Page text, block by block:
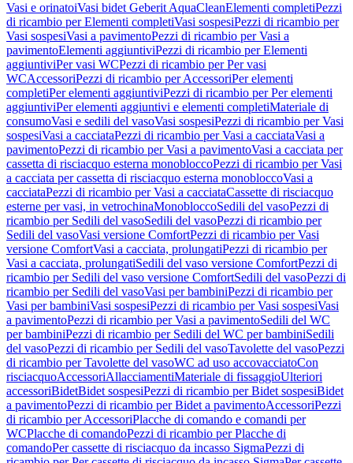
Vasi e orinatoiVasi bidet Geberit AquaCleanElementi completiPezzi
di ricambio per Elementi completiVasi sospesiPezzi di ricambio per
Vasi sospesiVasi a pavimentoPezzi di ricambio per Vasi a
pavimentoElementi aggiuntiviPezzi di ricambio per Elementi
aggiuntiviPer vasi WCPezzi di ricambio per Per vasi
WCAccessoriPezzi di ricambio per AccessoriPer elementi
completiPer elementi aggiuntiviPezzi di ricambio per Per elementi
aggiuntiviPer elementi aggiuntivi e elementi completiMateriale di
consumoVasi e sedili del vasoVasi sospesiPezzi di ricambio per Vasi
sospesiVasi a cacciataPezzi di ricambio per Vasi a cacciataVasi a
pavimentoPezzi di ricambio per Vasi a pavimentoVasi a cacciata per
cassetta di risciacquo esterna monobloccoPezzi di ricambio per Vasi
a cacciata per cassetta di risciacquo esterna monobloccoVasi a
cacciataPezzi di ricambio per Vasi a cacciataCassette di risciacquo
esterne per vasi, in vetrochinaMonobloccoSedili del vasoPezzi di
ricambio per Sedili del vasoSedili del vasoPezzi di ricambio per
Sedili del vasoVasi versione ComfortPezzi di ricambio per Vasi
versione ComfortVasi a cacciata, prolungatiPezzi di ricambio per
Vasi a cacciata, prolungatiSedili del vaso versione ComfortPezzi di
ricambio per Sedili del vaso versione ComfortSedili del vasoPezzi di
ricambio per Sedili del vasoVasi per bambiniPezzi di ricambio per
Vasi per bambiniVasi sospesiPezzi di ricambio per Vasi sospesiVasi
a pavimentoPezzi di ricambio per Vasi a pavimentoSedili del WC
per bambiniPezzi di ricambio per Sedili del WC per bambiniSedili
del vasoPezzi di ricambio per Sedili del vasoTavolette del vasoPezzi
di ricambio per Tavolette del vasoWC ad uso accovacciatoCon
risciacquoAccessoriAllacciamentiMateriale di fissaggioUlteriori
accessoriBidetBidet sospesiPezzi di ricambio per Bidet sospesiBidet
a pavimentoPezzi di ricambio per Bidet a pavimentoAccessoriPezzi
di ricambio per AccessoriPlacche di comando e comandi per
WCPlacche di comandoPezzi di ricambio per Placche di
comandoPer cassette di risciacquo da incasso SigmaPezzi di